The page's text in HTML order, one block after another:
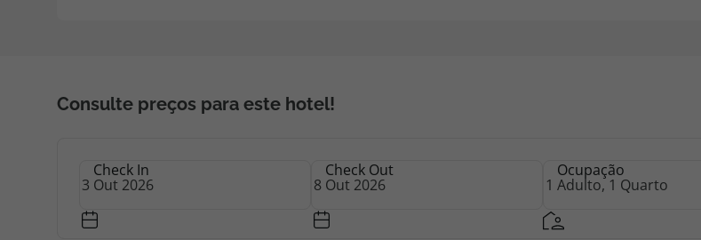
Consulte preços para este hotel!
Check In Check Out Ocupação